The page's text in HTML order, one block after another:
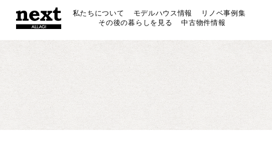
私たちについて モデルハウス情報
リノベ事例集
その後の暮らしを見る
中古物件情報